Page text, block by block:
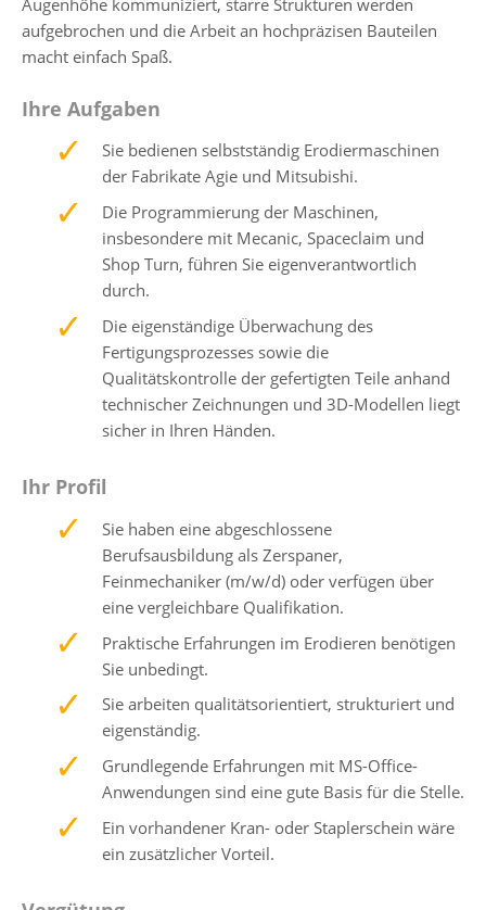
Augenhöhe kommuniziert, starre Strukturen werden
aufgebrochen und die Arbeit an hochpräzisen Bauteilen
macht einfach Spaß.
Ihre Aufgaben
Sie bedienen selbstständig Erodiermaschinen
der Fabrikate Agie und Mitsubishi.
Die Programmierung der Maschinen,
insbesondere mit Mecanic, Spaceclaim und
Shop Turn, führen Sie eigenverantwortlich
durch.
Die eigenständige Überwachung des
Fertigungsprozesses sowie die
Qualitätskontrolle der gefertigten Teile anhand
technischer Zeichnungen und 3D-Modellen liegt
sicher in Ihren Händen.
Ihr Profil
Sie haben eine abgeschlossene
Berufsausbildung als Zerspaner,
Feinmechaniker (m/w/d) oder verfügen über
eine vergleichbare Qualifikation.
Praktische Erfahrungen im Erodieren benötigen
Sie unbedingt.
Sie arbeiten qualitätsorientiert, strukturiert und
eigenständig.
Grundlegende Erfahrungen mit MS-Office-
Anwendungen sind eine gute Basis für die Stelle.
Ein vorhandener Kran- oder Staplerschein wäre
ein zusätzlicher Vorteil.